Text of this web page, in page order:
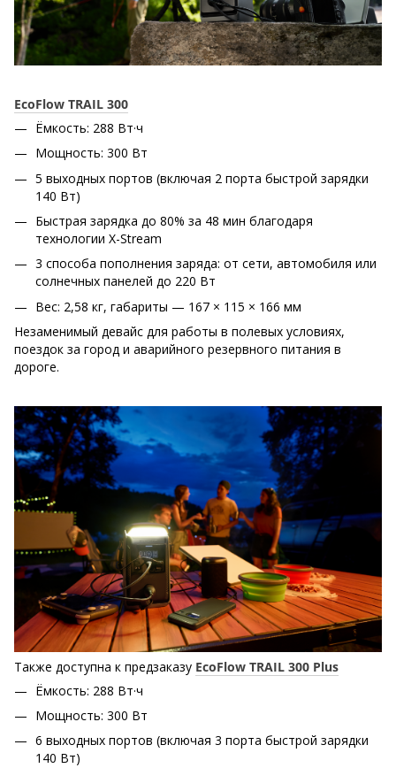
EcoFlow TRAIL 300
Ёмкость: 288 Вт·ч
Мощность: 300 Вт
5 выходных портов (включая 2 порта быстрой зарядки
140 Вт)
Быстрая зарядка до 80% за 48 мин благодаря
технологии X-Stream
3 способа пополнения заряда: от сети, автомобиля или
солнечных панелей до 220 Вт
Вес: 2,58 кг, габариты — 167 × 115 × 166 мм
Незаменимый девайс для работы в полевых условиях,
поездок за город и аварийного резервного питания в
дороге.
Также доступна к предзаказу EcoFlow TRAIL 300 Plus
Ёмкость: 288 Вт·ч
Мощность: 300 Вт
6 выходных портов (включая 3 порта быстрой зарядки
140 Вт)